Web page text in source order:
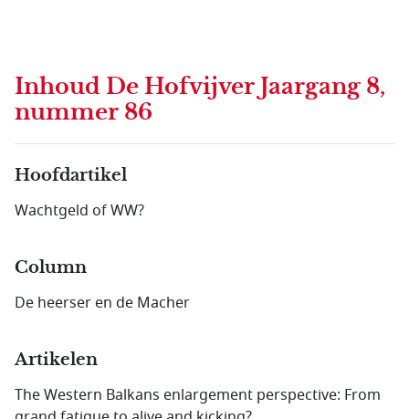
Inhoud De Hofvijver Jaargang 8,
nummer 86
Hoofdartikel
Wachtgeld of WW?
Column
De heerser en de Macher
Artikelen
The Western Balkans enlargement perspective: From